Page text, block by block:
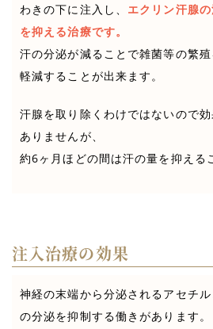
わきの下に注入し、 エクリン汗腺
を抑える治療です。
汗の分泌が減ることで雑菌等の繁
軽減することが出来ます。
汗腺を取り除くわけではないので
ありませんが、
約6ヶ月ほどの間は汗の量を抑える
注入治療の効果
神経の末端から分泌されるアセチ
の分泌を抑制する働きがあります。